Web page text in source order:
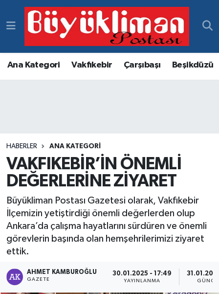
Ana Kategori Vakfıkebir Çarşıbaşı Beşikdüzü
HABERLER ANA KATEGORI
VAKFIKEBİR’İN ÖNEMLİ
DEĞERLERİNE ZİYARET
Büyükliman Postası Gazetesi olarak, Vakfıkebir
İlçemizin yetiştirdiği önemli değerlerden olup
Ankara’da çalışma hayatlarını sürdüren ve önemli
görevlerin başında olan hemşehrilerimizi ziyaret
ettik.
AHMET KAMBUROĞLU
GAZETE
30.01.2025 - 17:49
YAYINLANMA
Vakfıkebir Hava Durumu
Vakfıkebir Trafik Yoğunluk Haritası
Haber Arşivi